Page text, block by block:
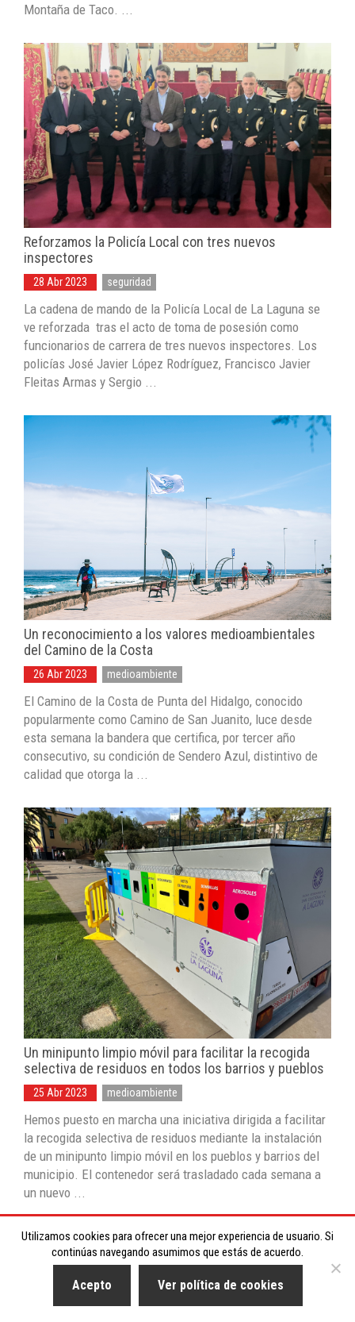
Montaña de Taco. ...
Reforzamos la Policía Local con tres nuevos
inspectores
28 Abr 2023 seguridad
La cadena de mando de la Policía Local de La Laguna se
ve reforzada tras el acto de toma de posesión como
funcionarios de carrera de tres nuevos inspectores. Los
policías José Javier López Rodríguez, Francisco Javier
Fleitas Armas y Sergio ...
Un reconocimiento a los valores medioambientales
del Camino de la Costa
26 Abr 2023 medioambiente
El Camino de la Costa de Punta del Hidalgo, conocido
popularmente como Camino de San Juanito, luce desde
esta semana la bandera que certifica, por tercer año
consecutivo, su condición de Sendero Azul, distintivo de
calidad que otorga la ...
Un minipunto limpio móvil para facilitar la recogida
selectiva de residuos en todos los barrios y pueblos
25 Abr 2023 medioambiente
Hemos puesto en marcha una iniciativa dirigida a facilitar
la recogida selectiva de residuos mediante la instalación
de un minipunto limpio móvil en los pueblos y barrios del
municipio. El contenedor será trasladado cada semana a
un nuevo ...
Utilizamos cookies para ofrecer una mejor experiencia de usuario. Si
continúas navegando asumimos que estás de acuerdo.
Acepto Ver política de cookies